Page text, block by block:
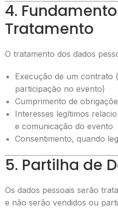
4.
Tratamento
O tratamento dos dados
Execução de um contrato
participação no evento)
Cumprimento de
Interesses legítimos
e comunicação do evento
Consentimento, quando
5. Partilha de
Os dados pessoais serão
e não serão vendidos ou